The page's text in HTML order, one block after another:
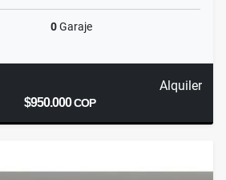
0Garaje
Alquiler
$950.000COP